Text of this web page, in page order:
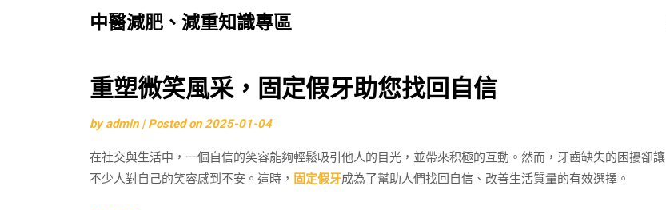
中醫減肥、減重知識專區
Skip
content
重塑微笑風采，固定假牙助您找回自信
byadmin | Posted on2025-01-04
在社交與生活中，一個自信的笑容能夠輕鬆吸引他人的目光，並帶來积極的互動。然而，牙齒缺失的困擾卻讓
不少人對自己的笑容感到不安。這時， 固定假牙成為了幫助人們找回自信、改善生活質量的有效選擇。